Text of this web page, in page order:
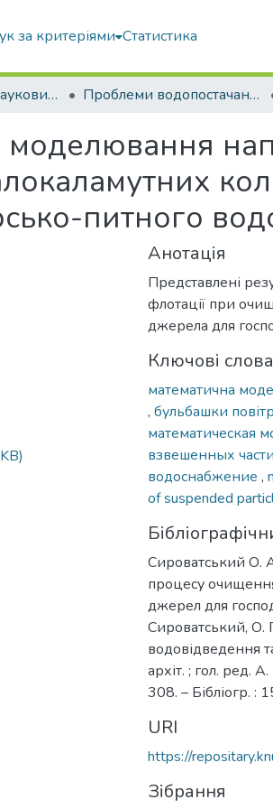
за критеріями Статистика
Вибрані статті з наукових збірників КНУБА Проблеми водопостачання, водовідведення та гідравліки
питного
Анотація
Представлені
флотації при
джерела для
Ключові слова
математична
, бульбашки
математическая
взвешенных
водоснабжение ,
of suspended
Сироватський О.
процесу
джерел для
Сироватський, О.
водовідведення
архіт. ; гол. ред.
308. – Бібліогр. :
URI
https://
Зібрання